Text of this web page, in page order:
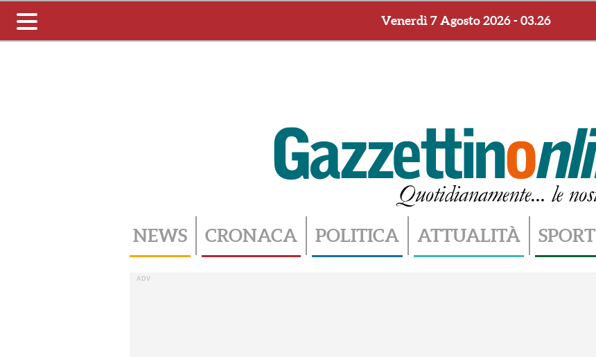
Toggle
navigation
Venerdì 7 Agosto 2026 - 03.26
NEWS CRONACA POLITICA ATTUALITÀ SPORT